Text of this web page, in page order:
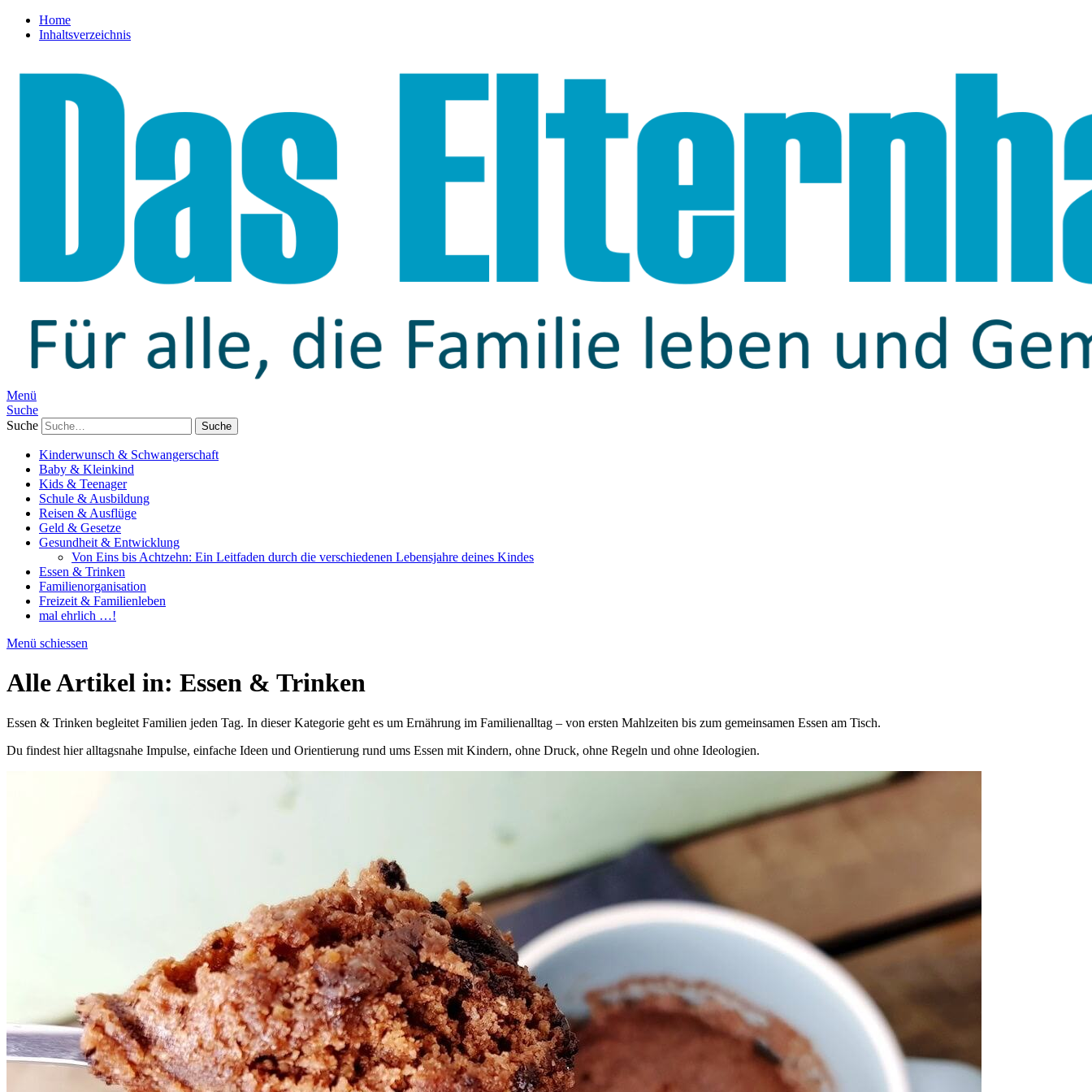
Home
Inhaltsverzeichnis
Menü
Suche
Suche
Kinderwunsch & Schwangerschaft
Baby & Kleinkind
Kids & Teenager
Schule & Ausbildung
Reisen & Ausflüge
Geld & Gesetze
Gesundheit & Entwicklung
Von Eins bis Achtzehn: Ein Leitfaden durch die verschiedenen Lebensjahre deines Kindes
Essen & Trinken
Familienorganisation
Freizeit & Familienleben
mal ehrlich …!
Menü schiessen
Alle Artikel in: Essen & Trinken
Essen & Trinken begleitet Familien jeden Tag. In dieser Kategorie geht es um Ernährung im Familienalltag – von ersten Mahlzeiten bis zum gemeinsamen Essen am Tisch.
Du findest hier alltagsnahe Impulse, einfache Ideen und Orientierung rund ums Essen mit Kindern, ohne Druck, ohne Regeln und ohne Ideologien.